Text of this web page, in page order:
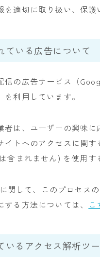
適切に取り扱い、保護
ている広告について
信の広告サービス（
利用しています。
者は、ユーザーの興味
イトへのアクセスに関
含まれません) を使用す
関して、このプロセス
る方法については、
こ
いるアクセス解析ツ